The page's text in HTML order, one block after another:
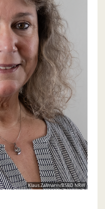
Klaus Zallmann/BSBD NRW